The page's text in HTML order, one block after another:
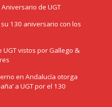
de UGT
130 aniversario con los
vistos por Gallego &
en Andalucía otorga
a UGT por el 130